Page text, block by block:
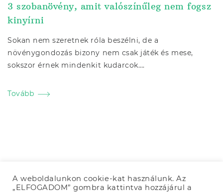
3 szobanövény, amit valószínűleg nem fogsz
kinyírni
Sokan nem szeretnek róla beszélni, de a
növénygondozás bizony nem csak játék és mese,
sokszor érnek mindenkit kudarcok….
Tovább
A weboldalunkon cookie-kat használunk. Az
„ELFOGADOM” gombra kattintva hozzájárul a